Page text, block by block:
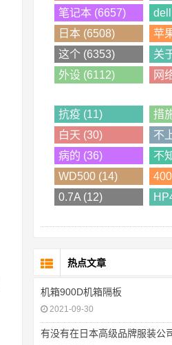
笔记本 (6657)
日本 (6508)
苹
这个 (6353)
关
外设 (6112)
网
抗疫 (11)
措
白天 (30)
不
病的 (36)
不
WD500 (14)
0.7A (12)
热点文章
机箱900D机箱隔板
2021-09-30
有没有在日本高级品牌服装公